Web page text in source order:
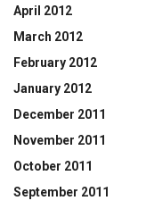
April 2012
March 2012
February 2012
January 2012
December 2011
November 2011
October 2011
September 2011